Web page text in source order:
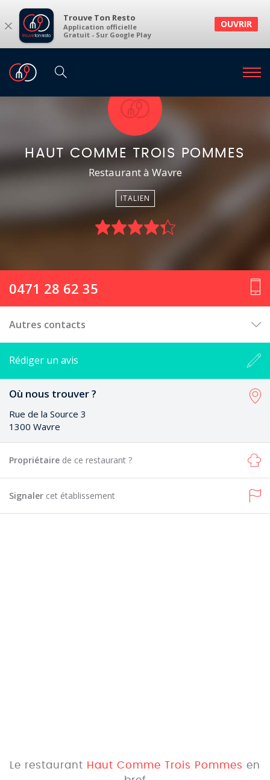
× Trouve Ton Resto
Application officielle
Gratuit - Sur Google Play
OUVRIR
HAUT COMME TROIS POMMES
Restaurant à Wavre
ITALIEN
0471 28 62 35
Autres contacts
Rédiger un avis
Où nous trouver ?
Rue de la Source 3
1300 Wavre
Propriétaire de ce restaurant ?
Signaler cet établissement
Le restaurant Haut Comme Trois Pommes en